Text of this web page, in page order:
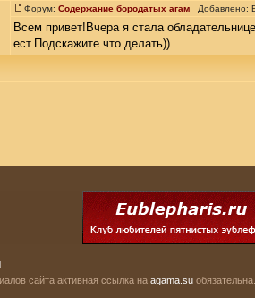
Форум: Содержание бородатых агам Добавлено:
Всем привет!Вчера я стала
ест.Подскажите что делать))
сайта активная ссылка на agama.su обязательна.